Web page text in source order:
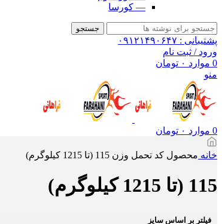
— کورسا
جستجو
پشتیبانی : ۰۹۱۲۱۴۹۰۶۴۷
ورود / ثبت نام
0 موارد ۰ تومان
منو
0 موارد ۰ تومان
خانه محصول کد تحمل وزن 115 (تا 1215 کیلوگرم)
115 (تا 1215 کیلوگرم)
فیلتر بر اساس سایز